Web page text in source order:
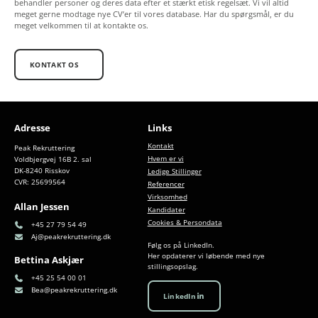
behandler personer og deres data efter et stærkt etisk regelsæt. Vi vil altid
meget gerne modtage nye CV’er til vores database. Har du spørgsmål, er du
meget velkommen til at kontakte os.
KONTAKT OS
Adresse
Peak Rekruttering
Voldbjergvej 16B 2. sal
DK-8240 Risskov
CVR: 25699564
Allan Jessen
+45 27 79 54 49
Aj@peakrekruttering.dk
Bettina Askjær
+45 25 54 00 01
Bea@peakrekruttering.dk
Links
Kontakt
Hvem er vi
Ledige Stillinger
Referencer
Virksomhed
Kandidater
Cookies & Persondata
Følg os på LinkedIn.
Her opdaterer vi løbende med nye
stillingsopslag.
LinkedIn